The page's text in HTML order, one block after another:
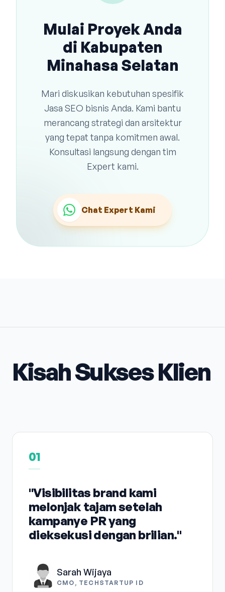
Mulai Proyek Anda
di Kabupaten
Minahasa Selatan
Mari diskusikan kebutuhan spesifik
Jasa SEO bisnis Anda. Kami bantu
merancang strategi dan arsitektur
yang tepat tanpa komitmen awal.
Konsultasi langsung dengan tim
Expert kami.
Chat Expert Kami
Kisah Sukses Klien
01
"Visibilitas brand kami
melonjak tajam setelah
kampanye PR yang
dieksekusi dengan brilian."
Sarah Wijaya
CMO, TECHSTARTUP ID